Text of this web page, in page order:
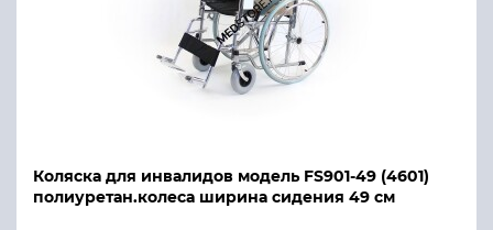
Коляска для инвалидов модель FS901-49 (4601)
полиуретан.колеса ширина сидения 49 см